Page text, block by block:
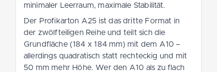
minimaler Leerraum, maximale Stabilität.
Der Profikarton A25 ist das dritte Format in
der zwölfteiligen Reihe und teilt sich die
Grundfläche (184 x 184 mm) mit dem A10 –
allerdings quadratisch statt rechteckig und mit
50 mm mehr Höhe. Wer den A10 als zu flach